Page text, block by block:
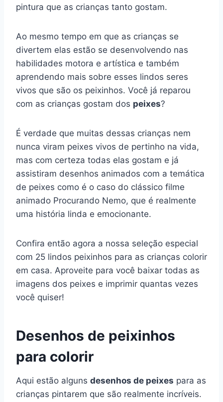
pintura que as crianças tanto gostam.
Ao mesmo tempo em que as crianças se
divertem elas estão se desenvolvendo nas
habilidades motora e artística e também
aprendendo mais sobre esses lindos seres
vivos que são os peixinhos. Você já reparou
com as crianças gostam dos peixes?
É verdade que muitas dessas crianças nem
nunca viram peixes vivos de pertinho na vida,
mas com certeza todas elas gostam e já
assistiram desenhos animados com a temática
de peixes como é o caso do clássico filme
animado Procurando Nemo, que é realmente
uma história linda e emocionante.
Confira então agora a nossa seleção especial
com 25 lindos peixinhos para as crianças colorir
em casa. Aproveite para você baixar todas as
imagens dos peixes e imprimir quantas vezes
você quiser!
Desenhos de peixinhos
para colorir
Aqui estão alguns desenhos de peixes para as
crianças pintarem que são realmente incríveis.